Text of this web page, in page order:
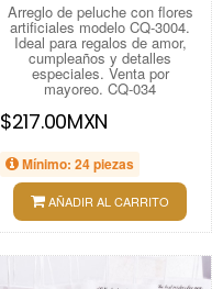
Arreglo de peluche con flores
artificiales modelo CQ-3004.
Ideal para regalos de amor,
cumpleaños y detalles
especiales. Venta por
mayoreo. CQ-034
$217.00MXN
Mínimo: 24 piezas
AÑADIR AL CARRITO